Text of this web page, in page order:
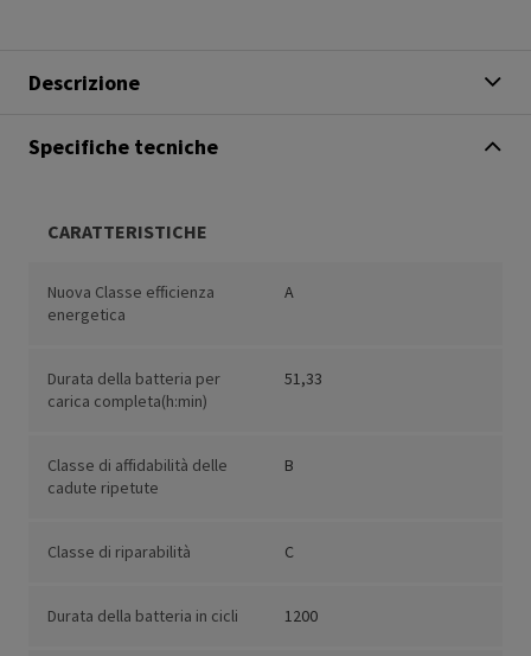
Descrizione
Specifiche tecniche
CARATTERISTICHE
Nuova Classe efficienza
energetica
A
Durata della batteria per
carica completa(h:min)
51,33
Classe di affidabilità delle
cadute ripetute
B
Classe di riparabilità C
Durata della batteria in cicli 1200